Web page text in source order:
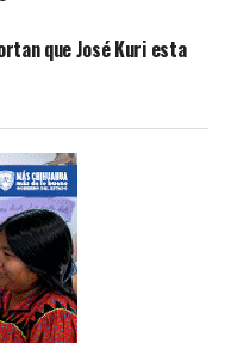
que José Kuri esta